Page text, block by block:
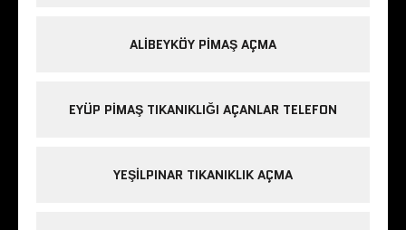
ALIBEYKÖY PIMAŞ AÇMA
EYÜP PIMAŞ TIKANIKLIĞI AÇANLAR TELEFON
YEŞILPINAR TIKANIKLIK AÇMA